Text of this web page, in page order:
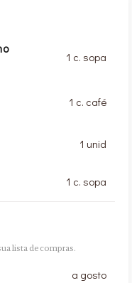
1 c. sopa
1 c. café
1 unid
1 c. sopa
lista de compras.
a gosto